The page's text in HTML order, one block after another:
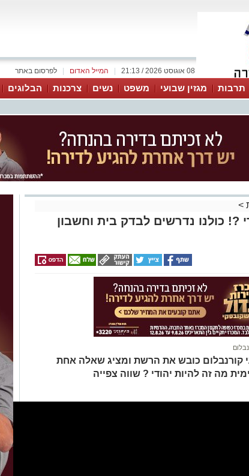
לפרסום באתר המייל האדום 08 אוגוסט 2026 / 21:13
תרבות מגזין שבועי משפט נשים צרכנות הבלוגים
>
?! כולנו נדרשים לבדק בית וחשבון
קורנבלום כובש את הרשת ומציג שאלה אחת
מה זה להיות יהודי ? שווה צפייה